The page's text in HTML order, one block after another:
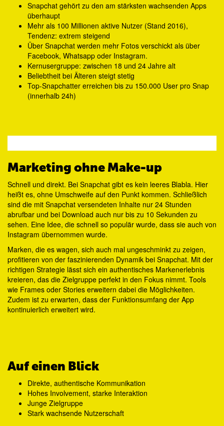
Snapchat gehört zu den am stärksten wachsenden Apps
überhaupt
Mehr als 100 Millionen aktive Nutzer (Stand 2016),
Tendenz: extrem steigend
Über Snapchat werden mehr Fotos verschickt als über
Facebook, Whatsapp oder Instagram.
Kernusergruppe: zwischen 18 und 24 Jahre alt
Beliebtheit bei Älteren steigt stetig
Top-Snapchatter erreichen bis zu 150.000 User pro Snap
(innerhalb 24h)
Marketing ohne Make-up
Schnell und direkt. Bei Snapchat gibt es kein leeres Blabla. Hier
heißt es, ohne Umschweife auf den Punkt kommen. Schließlich
sind die mit Snapchat versendeten Inhalte nur 24 Stunden
abrufbar und bei Download auch nur bis zu 10 Sekunden zu
sehen. Eine Idee, die schnell so populär wurde, dass sie auch von
Instagram übernommen wurde.
Marken, die es wagen, sich auch mal ungeschminkt zu zeigen,
profitieren von der faszinierenden Dynamik bei Snapchat. Mit der
richtigen Strategie lässt sich ein authentisches Markenerlebnis
kreieren, das die Zielgruppe perfekt in den Fokus nimmt. Tools
wie Frames oder Stories erweitern dabei die Möglichkeiten.
Zudem ist zu erwarten, dass der Funktionsumfang der App
kontinuierlich erweitert wird.
Auf einen Blick
Direkte, authentische Kommunikation
Hohes Involvement, starke Interaktion
Junge Zielgruppe
Stark wachsende Nutzerschaft